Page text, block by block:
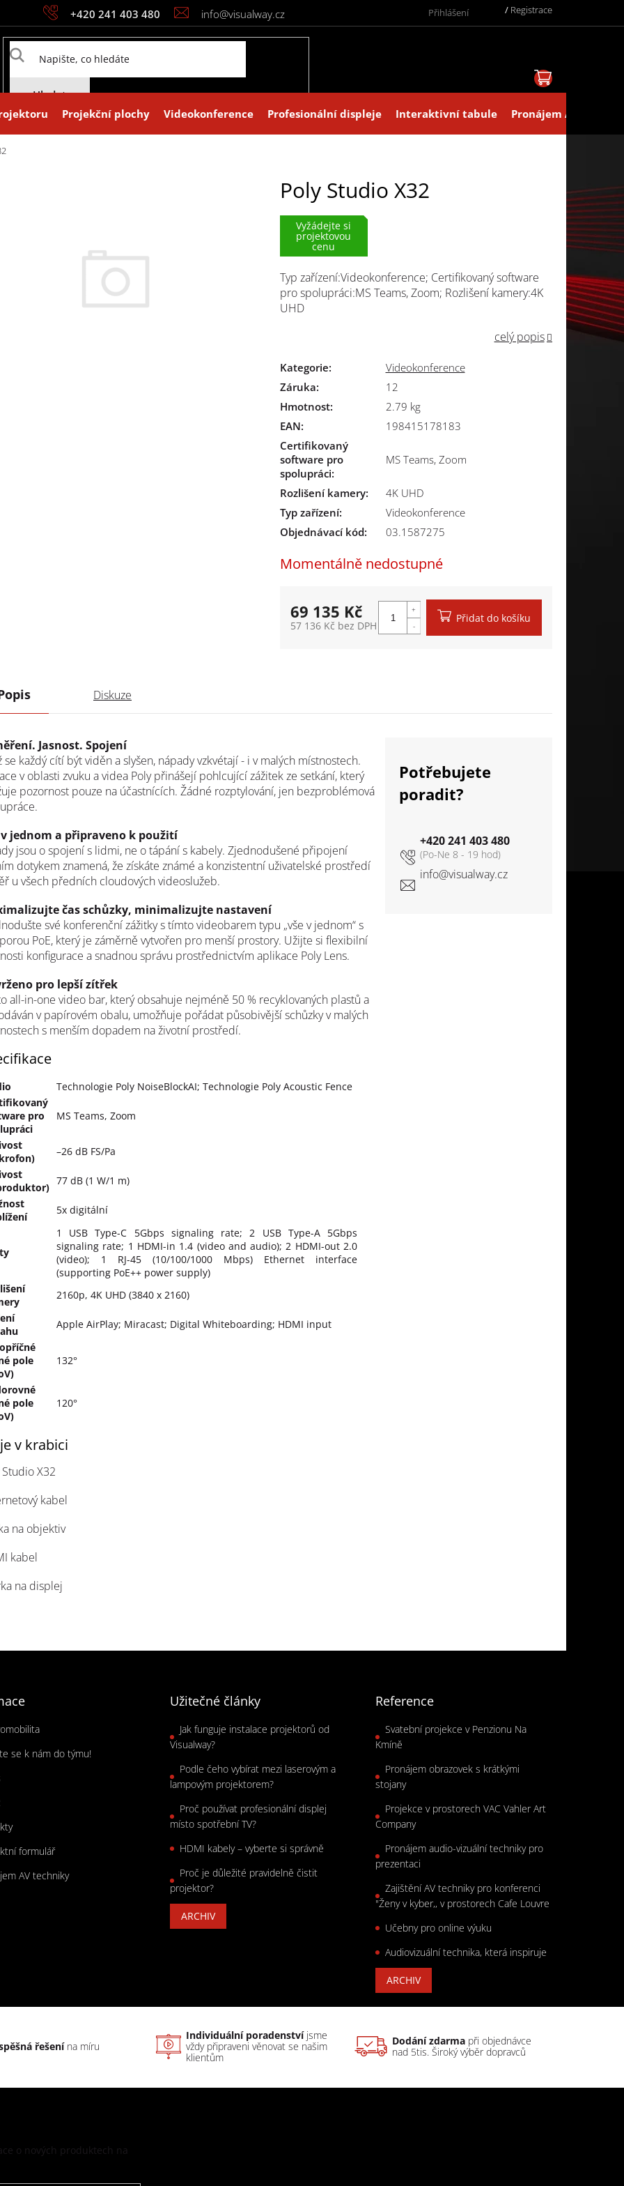
+420 241 403 480 info@visualway.cz Přihlášení / Registrace
Hledat
Projekční plochy Videokonference Profesionální displeje Interaktivní tabule Pronájem AV
Momentálně nedostupné
Typ zařízení:Videokonference; Certifikovaný software
pro spolupráci:MS Teams, Zoom; Rozlišení kamery:4K
UHD
celý popis
Kategorie:
Videokonference
Záruka:
12
Hmotnost:
2.79 kg
EAN:
198415178183
Certifikovaný
software pro
spolupráci:
MS Teams, Zoom
Rozlišení kamery:
4K UHD
Typ zařízení:
Videokonference
Objednávací kód:
03.1587275
69 135 Kč
57 136 Kč bez DPH
Přidat do košíku
Poly Studio X32
Vyžádejte si
projektovou
cenu
Diskuze
Jasnost. Spojení
se každý cítí být viděn a slyšen, nápady vzkvétají - i v malých místnostech.
v oblasti zvuku a videa Poly přinášejí pohlcující zážitek ze setkání, který
pozornost pouze na účastnících. Žádné rozptylování, jen bezproblémová
v jednom a připraveno k použití
jsou o spojení s lidmi, ne o tápání s kabely. Zjednodušené připojení
dotykem znamená, že získáte známé a konzistentní uživatelské prostředí
u všech předních cloudových videoslužeb.
čas schůzky, minimalizujte nastavení
své konferenční zážitky s tímto videobarem typu „vše v jednom“ s
PoE, který je záměrně vytvořen pro menší prostory. Užijte si flexibilní
konfigurace a snadnou správu prostřednictvím aplikace Poly Lens.
pro lepší zítřek
all-in-one video bar, který obsahuje nejméně 50 % recyklovaných plastů a
v papírovém obalu, umožňuje pořádat působivější schůzky v malých
s menším dopadem na životní prostředí.
Technologie Poly NoiseBlockAI; Technologie Poly Acoustic Fence
pro
MS Teams, Zoom
–26 dB FS/Pa
77 dB (1 W/1 m)
5x digitální
1 USB Type-C 5Gbps signaling rate; 2 USB Type-A 5Gbps
signaling rate; 1 HDMI-in 1.4 (video and audio); 2 HDMI-out 2.0
(video); 1 RJ-45 (10/100/1000 Mbps) Ethernet interface
(supporting PoE++ power supply)
2160p, 4K UHD (3840 x 2160)
Apple AirPlay; Miracast; Digital Whiteboarding; HDMI input
pole
132°
pole
120°
v krabici
Studio X32
kabel
na objektiv
kabel
na displej
Potřebujete
poradit?
info@visualway.cz
+420 241 403 480
se k nám do týmu!
formulář
AV techniky
Užitečné články
Jak funguje instalace projektorů od
Visualway?
Podle čeho vybírat mezi laserovým a
lampovým projektorem?
Proč používat profesionální displej
místo spotřební TV?
HDMI kabely – vyberte si správně
Proč je důležité pravidelně čistit
projektor?
ARCHIV
Reference
Svatební projekce v Penzionu Na
Kmíně
Pronájem obrazovek s krátkými
stojany
Projekce v prostorech VAC Vahler Art
Company
Pronájem audio-vizuální techniky pro
prezentaci
Zajištění AV techniky pro konferenci
"Ženy v kyber,, v prostorech Cafe Louvre
Učebny pro online výuku
Audiovizuální technika, která inspiruje
ARCHIV
řešení na míru
Individuální poradenstvíjsme
vždy připraveni věnovat se našim
klientům
Dodání zdarma při objednávce
nad 5tis. Široký výběr dopravců
o nových produktech na